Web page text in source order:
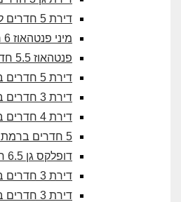
דירת 5 חדרים למכירה בגימל החדשה
מיני פנטהאוז 6 חד' בגוש הגדול
פנטהאוז 5.5 חדרים בנופי ים
דירת 5 חדרים ברמת אביב החדשה
דירת 3 חדרים ברמת אביב החדשה
דירת 4 חדרים ברמת אביב החדשה
5 חדרים ברמת אביב החדשה
דופלקס גן 6.5 חדרים בנווה שרת
דירת 3 חדרים בפרויקט בלו
דירת 3 חדרים בלמד החדשה